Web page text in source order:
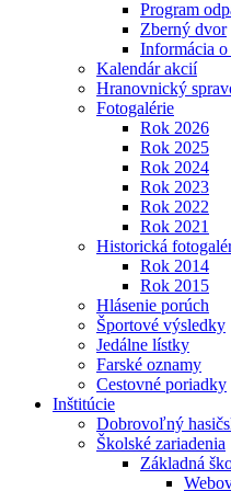
Program
Zberný dvor
Informácia
Kalendár akcií
Hranovnický
Fotogalérie
Rok 2026
Rok 2025
Rok 2024
Rok 2023
Rok 2022
Rok 2021
Historická
Rok 2014
Rok 2015
Hlásenie porúch
Športové výsledky
Jedálne lístky
Farské oznamy
Cestovné poriadky
Inštitúcie
Dobrovoľný
Školské zariadenia
Základná